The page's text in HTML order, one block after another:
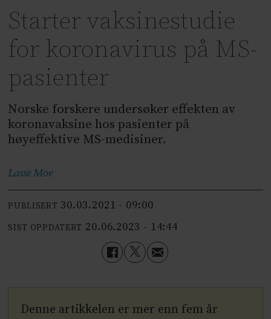
Starter vaksinestudie
for koronavirus på MS-
pasienter
Norske forskere undersøker effekten av
koronavaksine hos pasienter på
høyeffektive MS-medisiner.
LasseMoe
PUBLISERT 30.03.2021 - 09:00
SIST OPPDATERT 20.06.2023 - 14:44
Denne artikkelen er mer enn fem år